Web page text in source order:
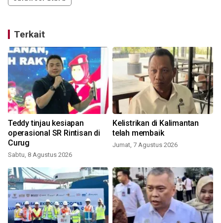
Terkait
Teddy tinjau kesiapan
operasional SR Rintisan di
Curug
Sabtu, 8 Agustus 2026
Kelistrikan di Kalimantan
telah membaik
Jumat, 7 Agustus 2026